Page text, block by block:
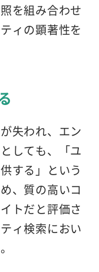
を組み合わせ
ィの顕著性を
失われ、エン
しても、「ユ
する」という
、質の高いコ
トだと評価さ
ィ検索におい